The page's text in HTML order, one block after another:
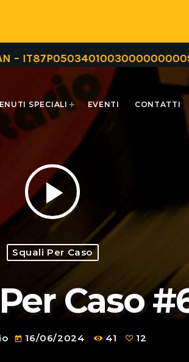
SPECIALI EVENTI CONTATTI
play_arrow
Squali Per Caso
Caso
today 16/06/2024 41 12